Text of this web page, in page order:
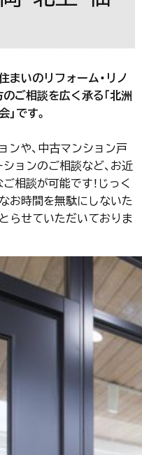
まいのリフォーム・リノ
ご相談を広く承る｢北洲
です。
ンや、中古マンション戸
ョンのご相談など、お近
相談が可能です！じっく
お時間を無駄にしないた
らせていただいておりま